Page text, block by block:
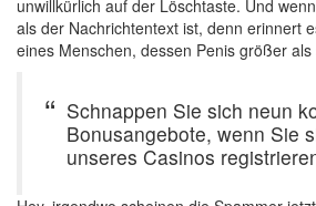
unwillkürlich auf der Löschtaste. Und
als der Nachrichtentext ist, denn erinnert
eines Menschen, dessen Penis größer als
Schnappen Sie sich neun
Bonusangebote, wenn Sie
unseres Casinos